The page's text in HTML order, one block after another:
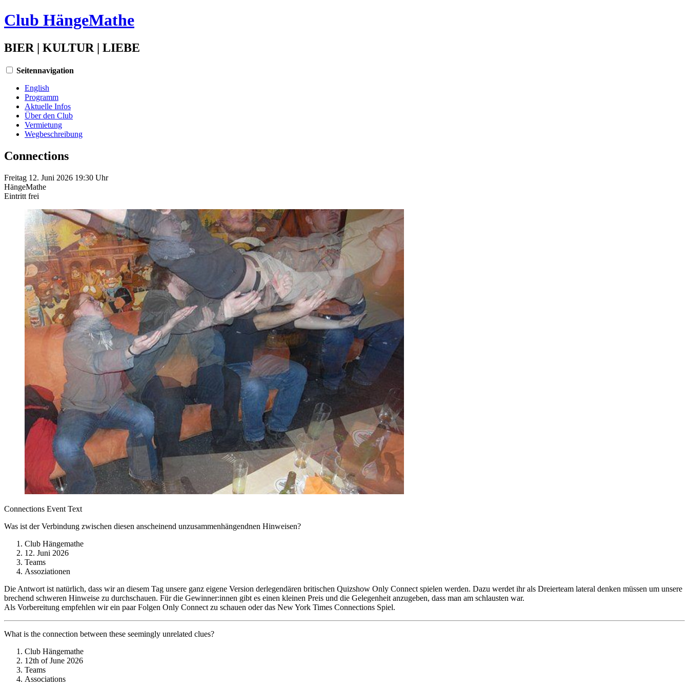
Club HängeMathe
BIER | KULTUR | LIEBE
Seitennavigation
English
Programm
Aktuelle Infos
Über den Club
Vermietung
Wegbeschreibung
Connections
Freitag 12. Juni 2026 19:30 Uhr
HängeMathe
Eintritt frei
Connections Event Text
Was ist der Verbindung zwischen diesen anscheinend unzusammenhängendnen Hinweisen?
Club Hängemathe
12. Juni 2026
Teams
Assoziationen
Die Antwort ist natürlich, dass wir an diesem Tag unsere ganz eigene Version derlegendären britischen Quizshow Only Connect spielen werden. Dazu werdet ihr als Dreierteam lateral denken müssen um unsere
brechend schweren Hinweise zu durchschauen. Für die Gewinner:innen gibt es einen kleinen Preis und die Gelegenheit anzugeben, dass man am schlausten war.
Als Vorbereitung empfehlen wir ein paar Folgen Only Connect zu schauen oder das New York Times Connections Spiel.
What is the connection between these seemingly unrelated clues?
Club Hängemathe
12th of June 2026
Teams
Associations